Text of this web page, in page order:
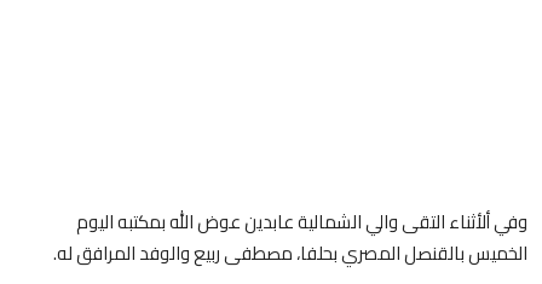
وفي ألأثناء التقى والي الشمالية عابدين عوض الله بمكتبه اليوم
الخميس بالقنصل المصري بحلفا، مصطفى ربيع والوفد المرافق له.